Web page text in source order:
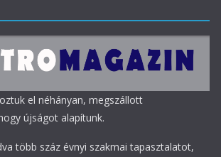
el néhányan, megszállott
újságot alapítunk.
több száz évnyi szakmai tapasztalatot,